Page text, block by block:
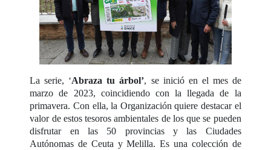
La serie, ‘Abraza tu árbol’, se inició en el mes de
marzo de 2023, coincidiendo con la llegada de la
primavera. Con ella, la Organización quiere destacar el
valor de estos tesoros ambientales de los que se pueden
disfrutar en las 50 provincias y las Ciudades
Autónomas de Ceuta y Melilla. Es una colección de